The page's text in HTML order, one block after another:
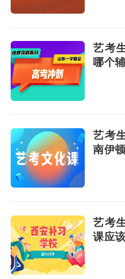
艺考
哪个
艺考
南伊
艺考
课应